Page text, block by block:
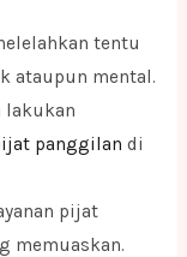
tentu
ataupun mental.
lakukan
panggilan di
pijat
memuaskan.